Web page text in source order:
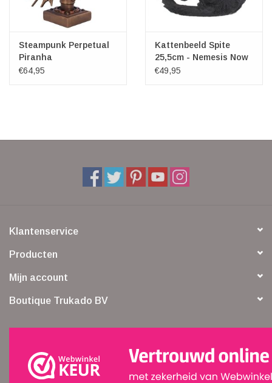
Steampunk Perpetual
Piranha
€64,95
Kattenbeeld Spite
25,5cm - Nemesis Now
€49,95
Klantenservice
Producten
Mijn account
Boutique Trukado BV